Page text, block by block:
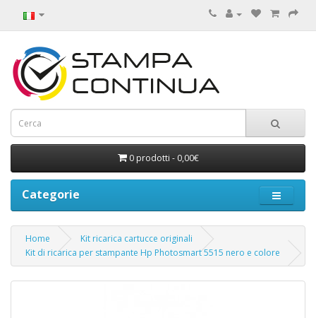
0 prodotti - 0,00€
Categorie
Home
Kit ricarica cartucce originali
Kit di ricarica per stampante Hp Photosmart 5515 nero e colore